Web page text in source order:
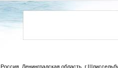
Россия, Ленинградская область,